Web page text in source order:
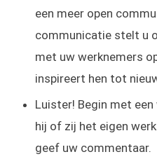
een meer open
communicatie stelt u
met uw werknemers
inspireert hen tot
Luister! Begin met
hij of zij het eigen
geef uw commentaar.